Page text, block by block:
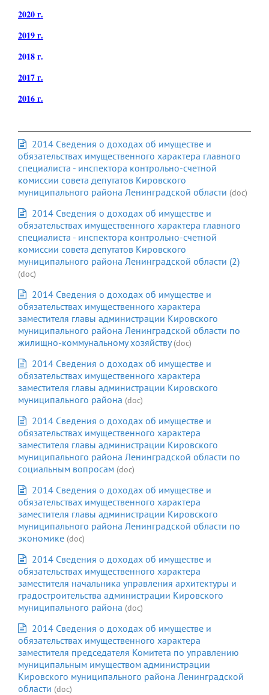
2020 г.
2019 г.
2018 г.
2017 г.
2016 г.
2014 Сведения о доходах об имуществе и
обязательствах имущественного характера главного
специалиста - инспектора контрольно-счетной
комиссии совета депутатов Кировского
муниципального района Ленинградской области (doc)
2014 Сведения о доходах об имуществе и
обязательствах имущественного характера главного
специалиста - инспектора контрольно-счетной
комиссии совета депутатов Кировского
муниципального района Ленинградской области (2)
(doc)
2014 Сведения о доходах об имуществе и
обязательствах имущественного характера
заместителя главы администрации Кировского
муниципального района Ленинградской области по
жилищно-коммунальному хозяйству (doc)
2014 Сведения о доходах об имуществе и
обязательствах имущественного характера
заместителя главы администрации Кировского
муниципального района (doc)
2014 Сведения о доходах об имуществе и
обязательствах имущественного характера
заместителя главы администрации Кировского
муниципального района Ленинградской области по
социальным вопросам (doc)
2014 Сведения о доходах об имуществе и
обязательствах имущественного характера
заместителя главы администрации Кировского
муниципального района Ленинградской области по
экономике (doc)
2014 Сведения о доходах об имуществе и
обязательствах имущественного характера
заместителя начальника управления архитектуры и
градостроительства администрации Кировского
муниципального района (doc)
2014 Сведения о доходах об имуществе и
обязательствах имущественного характера
заместителя председателя Комитета по управлению
муниципальным имуществом администрации
Кировского муниципального района Ленинградской
области (doc)